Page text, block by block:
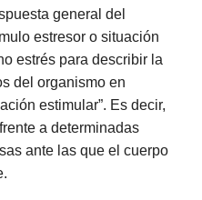
general del
estresor o situación
estrés para describir la
del organismo en
estimular”. Es decir,
a determinadas
ante las que el cuerpo